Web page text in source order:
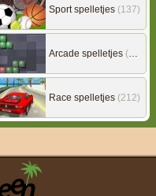
Sport spelletjes (137)
(7) Arcade spelletjes (306)
Race spelletjes (212)